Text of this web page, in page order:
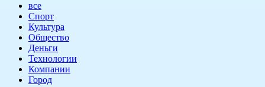
все
Спорт
Культура
Общество
Деньги
Технологии
Компании
Город